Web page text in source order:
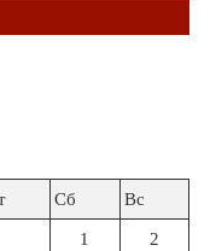
Сб Вс
1 2